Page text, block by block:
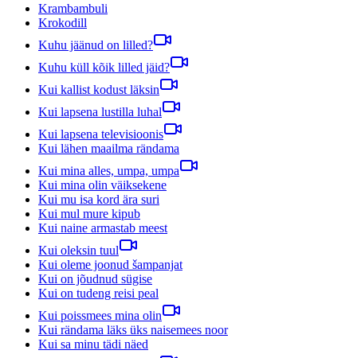
Krambambuli
Krokodill
Kuhu jäänud on lilled?
Kuhu küll kõik lilled jäid?
Kui kallist kodust läksin
Kui lapsena lustilla luhal
Kui lapsena televisioonis
Kui lähen maailma rändama
Kui mina alles, umpa, umpa
Kui mina olin väiksekene
Kui mu isa kord ära suri
Kui mul mure kipub
Kui naine armastab meest
Kui oleksin tuul
Kui oleme joonud šampanjat
Kui on jõudnud sügise
Kui on tudeng reisi peal
Kui poissmees mina olin
Kui rändama läks üks naisemees noor
Kui sa minu tädi näed